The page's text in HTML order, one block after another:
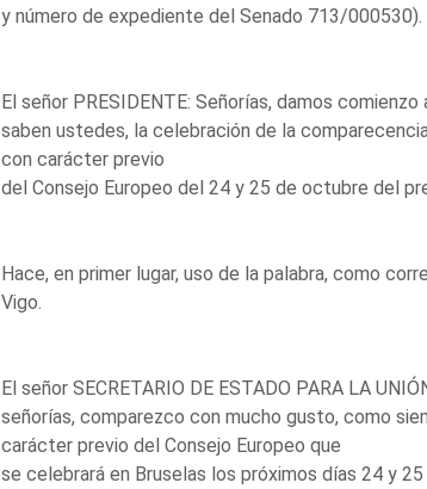
y número de expediente del Senado 713/000530).
El señor PRESIDENTE: Señorías, damos
saben ustedes, la celebración de la
con carácter previo
del Consejo Europeo del 24 y 25 de octubre del
Hace, en primer lugar, uso de la palabra, como
Vigo.
El señor SECRETARIO DE ESTADO PARA LA
señorías, comparezco con mucho gusto, como
carácter previo del Consejo Europeo que
se celebrará en Bruselas los próximos días 24 y